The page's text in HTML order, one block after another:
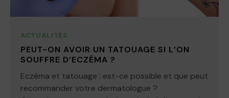
ACTUALITÉS
PEUT-ON AVOIR UN TATOUAGE SI L’ON
SOUFFRE D’ECZÉMA ?
Eczéma et tatouage : est-ce possible et que peut
recommander votre dermatologue ?